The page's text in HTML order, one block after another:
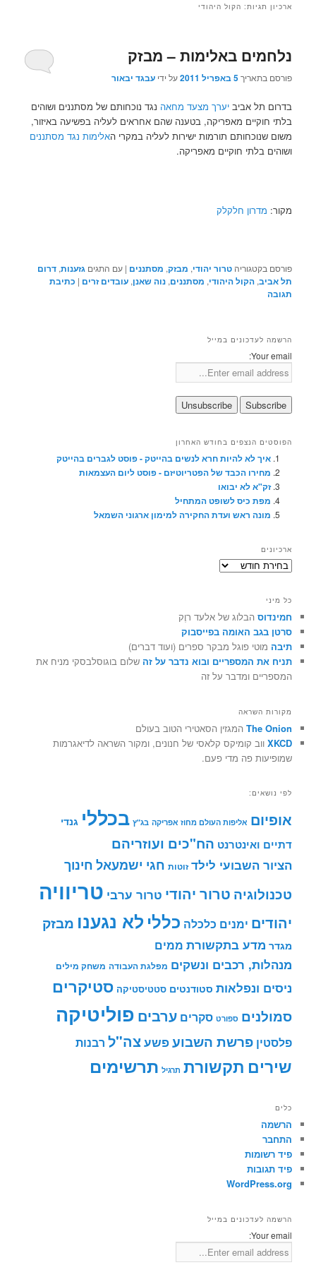
ארכיון תגיות: הקול היהודי
נלחמים באלימות – מבזק
פורסם בתאריך5 באפריל 2011 על ידיעבגד יבאור
בדרום תל אביב יערך מצעד מחאה נגד נוכחותם של מסתננים ושוהים
בלתי חוקיים מאפריקה, בטענה שהם אחראים לעליה בפשיעה באיזור,
משום שנוכחותם תורמות ישירות לעליה במקרי האלימות נגד מסתננים
ושוהים בלתי חוקיים מאפריקה.
מקור: מדרון חלקלק
פורסם בקטגוריה טרור יהודי, מבזק, מסתננים |עם התגים גזענות,דרום
תל אביב,הקול היהודי, מסתננים,נוה שאנן,עובדים זרים | כתיבת
תגובה
הרשמה לעדכונים במייל
Your email:
הפוסטים הנצפים בחודש האחרון
איך לא להיות חרא לנשים בהייטק - פוסט לגברים בהייטק
מחירו הכבד של הפטריוטיזם - פוסט ליום העצמאות
זק"א לא יבואו
מפת כיס לשופט המתחיל
מונה ראש ועדת החקירה למימון ארגוני השמאל
ארכיונים
ארכיונים
כל מיני
חמינדוס הבלוג של אלעד רוֶק
סרטן בגב האומה בפייסבוק
תיבה מוטי פוגל מבקר ספרים (ועוד דברים)
תניח את המספריים ובוא נדבר על זה שלום בוגוסלבסקי מניח את
המספריים ומדבר על זה
מקורות השראה
The Onion המגזין הסאטירי הטוב בעולם
XKCD ווב קומיקס קלאסי של חנונים, ומקור השראה לדיאגרמות
שמופיעות פה מדי פעם.
לפי נושאים:
אופיום אליפות העולם מחוז אפריקה בג"ץ בכללי גנדי
דתיים ואינטרנט הח"כים ועוזריהם
הציור השבועי לילד זוטות חגי ישמעאל חינוך
טכנולוגיה טרור יהודי טרור ערבי טריוויה
יהודים ימנים כלכלה כללי לא נגענו מבזק
מגדר מדע בתקשורת ממים
מנהלות, רכבים ונשקים מפלגת העבודה משחק מילים
ניסים ונפלאות סטודנטים סטטיסטיקה סטיקרים
סמולנים ספורט סקרים ערבים פוליטיקה
פלסטין פרשת השבועפשעצה"ל רבנות
שירים תקשורת תרגיל תרשימים
כלים
הרשמה
התחבר
פיד רשומות
פיד תגובות
WordPress.org
הרשמה לעדכונים במייל
Your email: